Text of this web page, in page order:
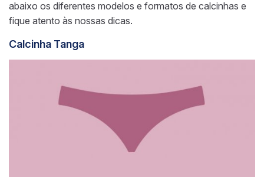
abaixo os diferentes modelos e formatos de calcinhas e
fique atento às nossas dicas.
Calcinha Tanga